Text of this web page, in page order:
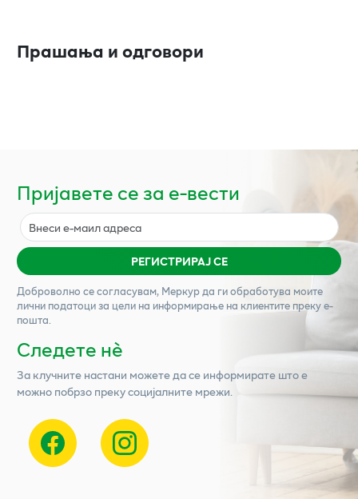
Прашања и одговори
Пријавете се за е-вести
РЕГИСТРИРАЈ СЕ
Доброволно се согласувам, Меркурда ги обработува моите
лични податоци за цели на информирање на клиентите преку е-
пошта.
Следете нѐ
За клучните настани можете да се информирате што е
можно побрзо преку социјалните мрежи.